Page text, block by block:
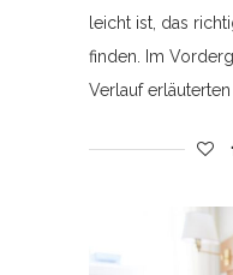
leicht ist, das
finden. Im
Verlauf erläuterten